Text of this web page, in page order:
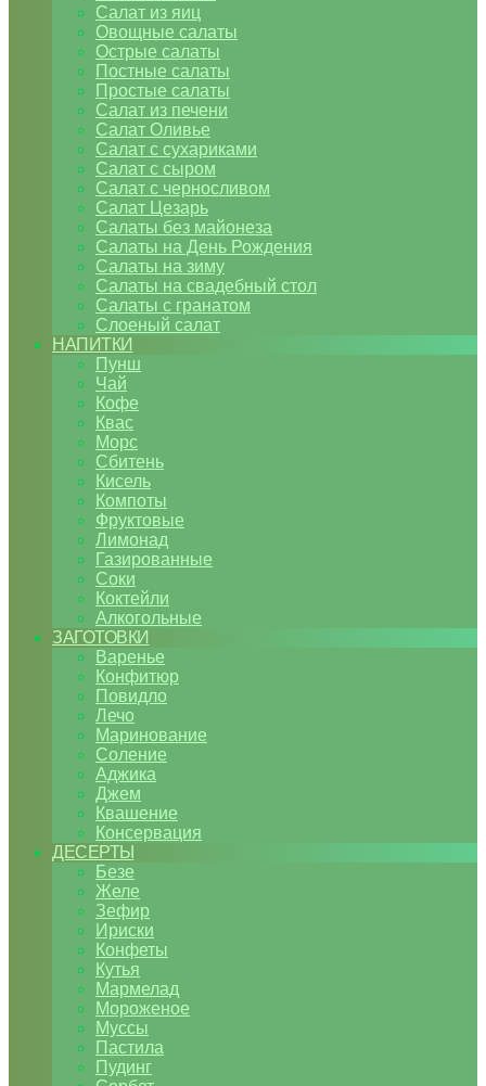
Салат из яиц
Овощные салаты
Острые салаты
Постные салаты
Простые салаты
Салат из печени
Салат Оливье
Салат с сухариками
Салат с сыром
Салат с черносливом
Салат Цезарь
Салаты без майонеза
Салаты на День Рождения
Салаты на зиму
Салаты на свадебный стол
Салаты с гранатом
Слоеный салат
НАПИТКИ
Пунш
Чай
Кофе
Квас
Морс
Сбитень
Кисель
Компоты
Фруктовые
Лимонад
Газированные
Соки
Коктейли
Алкогольные
ЗАГОТОВКИ
Варенье
Конфитюр
Повидло
Лечо
Маринование
Соление
Аджика
Джем
Квашение
Консервация
ДЕСЕРТЫ
Безе
Желе
Зефир
Ириски
Конфеты
Кутья
Мармелад
Мороженое
Муссы
Пастила
Пудинг